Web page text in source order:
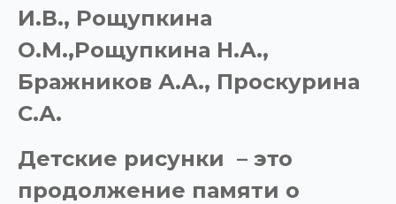
И.В., Рощупкина
О.М.,Рощупкина Н.А.,
Бражников А.А., Проскурина
С.А.
Детские рисунки – это
продолжение памяти о